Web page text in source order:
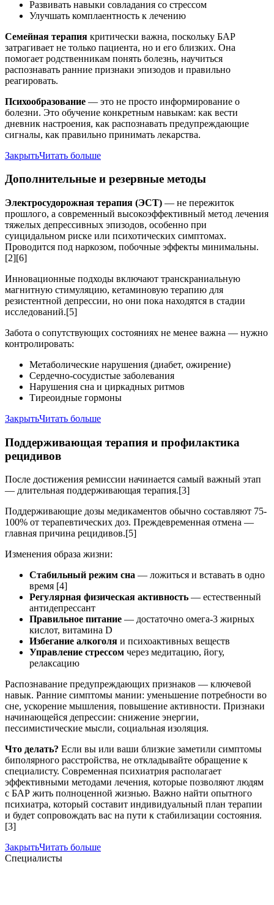
Развивать навыки совладания со стрессом
Улучшать комплаентность к лечению
Семейная терапия критически важна, поскольку БАР
затрагивает не только пациента, но и его близких. Она
помогает родственникам понять болезнь, научиться
распознавать ранние признаки эпизодов и правильно
реагировать.
Психообразование — это не просто информирование о
болезни. Это обучение конкретным навыкам: как вести
дневник настроения, как распознавать предупреждающие
сигналы, как правильно принимать лекарства.
ЗакрытьЧитать больше
Дополнительные и резервные методы
Электросудорожная терапия (ЭСТ) — не пережиток
прошлого, а современный высокоэффективный метод лечения
тяжелых депрессивных эпизодов, особенно при
суицидальном риске или психотических симптомах.
Проводится под наркозом, побочные эффекты минимальны.
[2][6]
Инновационные подходы включают транскраниальную
магнитную стимуляцию, кетаминовую терапию для
резистентной депрессии, но они пока находятся в стадии
исследований.[5]
Забота о сопутствующих состояниях не менее важна — нужно
контролировать:
Метаболические нарушения (диабет, ожирение)
Сердечно-сосудистые заболевания
Нарушения сна и циркадных ритмов
Тиреоидные гормоны
ЗакрытьЧитать больше
Поддерживающая терапия и профилактика
рецидивов
После достижения ремиссии начинается самый важный этап
— длительная поддерживающая терапия.[3]
Поддерживающие дозы медикаментов обычно составляют 75-
100% от терапевтических доз. Преждевременная отмена —
главная причина рецидивов.[5]
Изменения образа жизни:
Стабильный режим сна — ложиться и вставать в одно
время [4]
Регулярная физическая активность — естественный
антидепрессант
Правильное питание — достаточно омега-3 жирных
кислот, витамина D
Избегание алкоголя и психоактивных веществ
Управление стрессом через медитацию, йогу,
релаксацию
Распознавание предупреждающих признаков — ключевой
навык. Ранние симптомы мании: уменьшение потребности во
сне, ускорение мышления, повышение активности. Признаки
начинающейся депрессии: снижение энергии,
пессимистические мысли, социальная изоляция.
Что делать? Если вы или ваши близкие заметили симптомы
биполярного расстройства, не откладывайте обращение к
специалисту. Современная психиатрия располагает
эффективными методами лечения, которые позволяют людям
с БАР жить полноценной жизнью. Важно найти опытного
психиатра, который составит индивидуальный план терапии
и будет сопровождать вас на пути к стабилизации состояния.
[3]
ЗакрытьЧитать больше
Специалисты